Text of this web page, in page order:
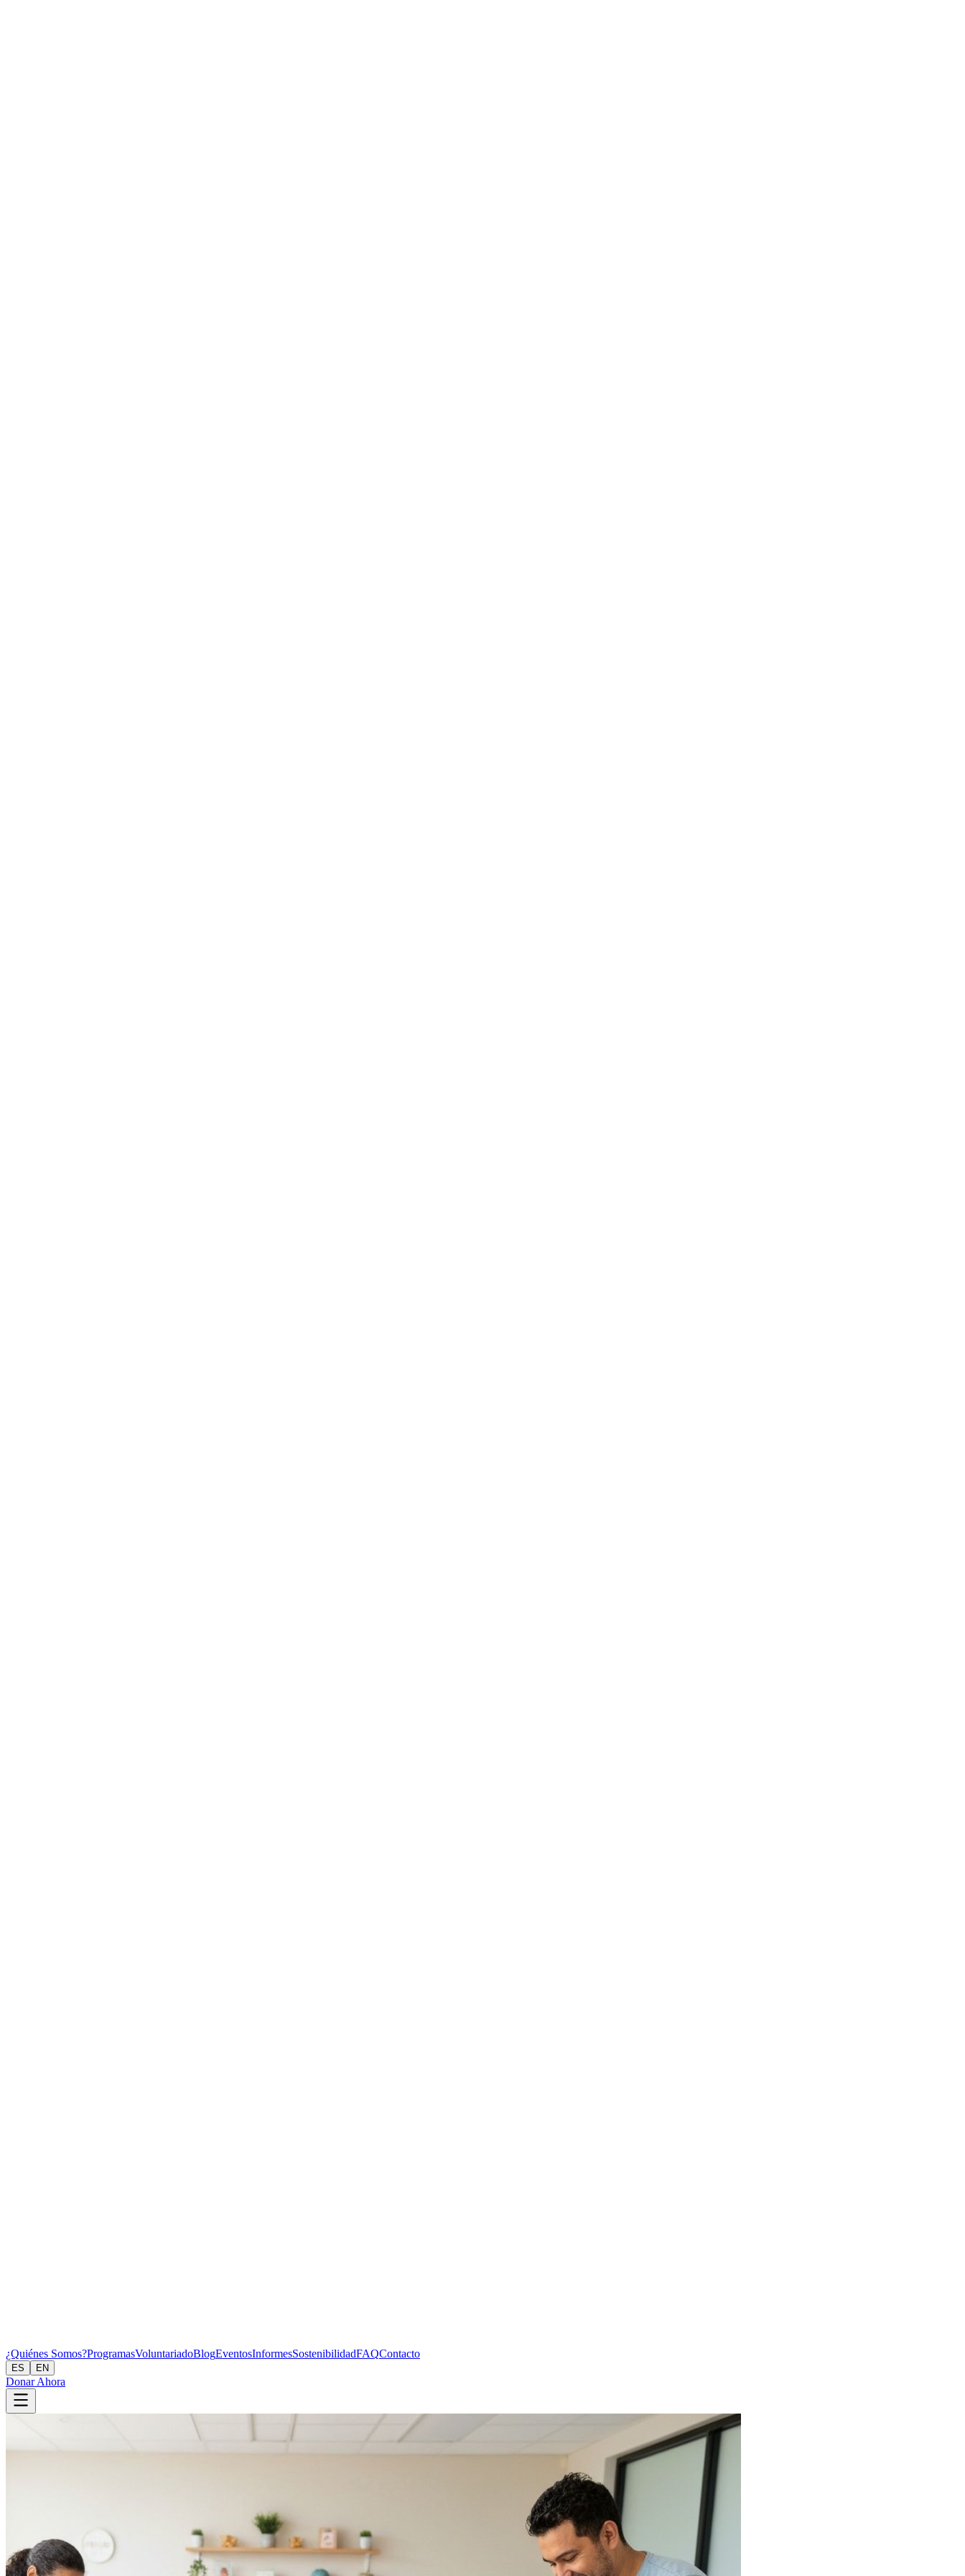
¿Quiénes Somos?ProgramasVoluntariadoBlogEventosInformesSostenibilidadFAQContacto
ES EN
Donar Ahora